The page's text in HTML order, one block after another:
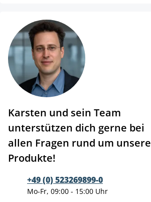
Karsten und sein Team
unterstützen dich gerne bei
allen Fragen rund um unsere
Produkte!
+49 (0) 523269899-0
Mo-Fr, 09:00 - 15:00 Uhr